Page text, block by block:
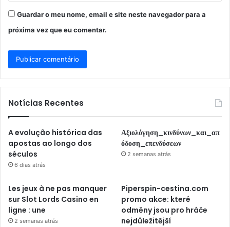
Guardar o meu nome, email e site neste navegador para a
próxima vez que eu comentar.
Notícias Recentes
A evolução histórica das
apostas ao longo dos
séculos
6 dias atrás
Αξιολόγηση_κινδύνων_και_απ
όδοση_επενδύσεων
2 semanas atrás
Les jeux à ne pas manquer
sur Slot Lords Casino en
ligne : une
2 semanas atrás
Piperspin-cestina.com
promo akce: které
odměny jsou pro hráče
nejdůležitější